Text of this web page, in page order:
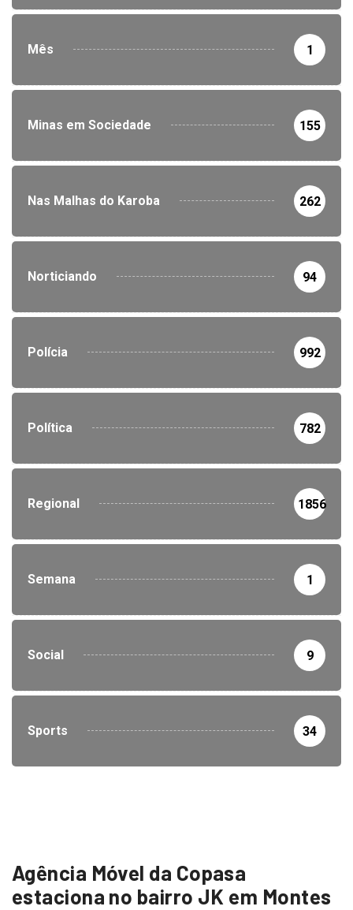
Mês 1
Minas em Sociedade 155
Nas Malhas do Karoba 262
Norticiando 94
Polícia 992
Política 782
Regional 1856
Semana 1
Social 9
Sports 34
Agência Móvel da Copasa
estaciona no bairro JK em Montes